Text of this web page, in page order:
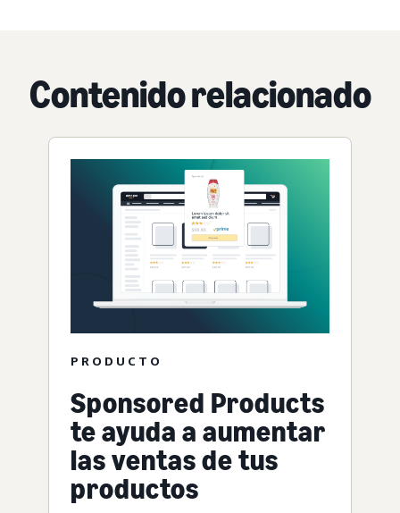
Contenido relacionado
PRODUCTO
Sponsored Products
te ayuda a aumentar
las ventas de tus
productos